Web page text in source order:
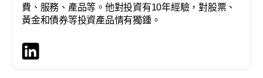
費、服務、產品等。他對投資有10年經驗，對股票、
黃金和債券等投資產品情有獨鍾。